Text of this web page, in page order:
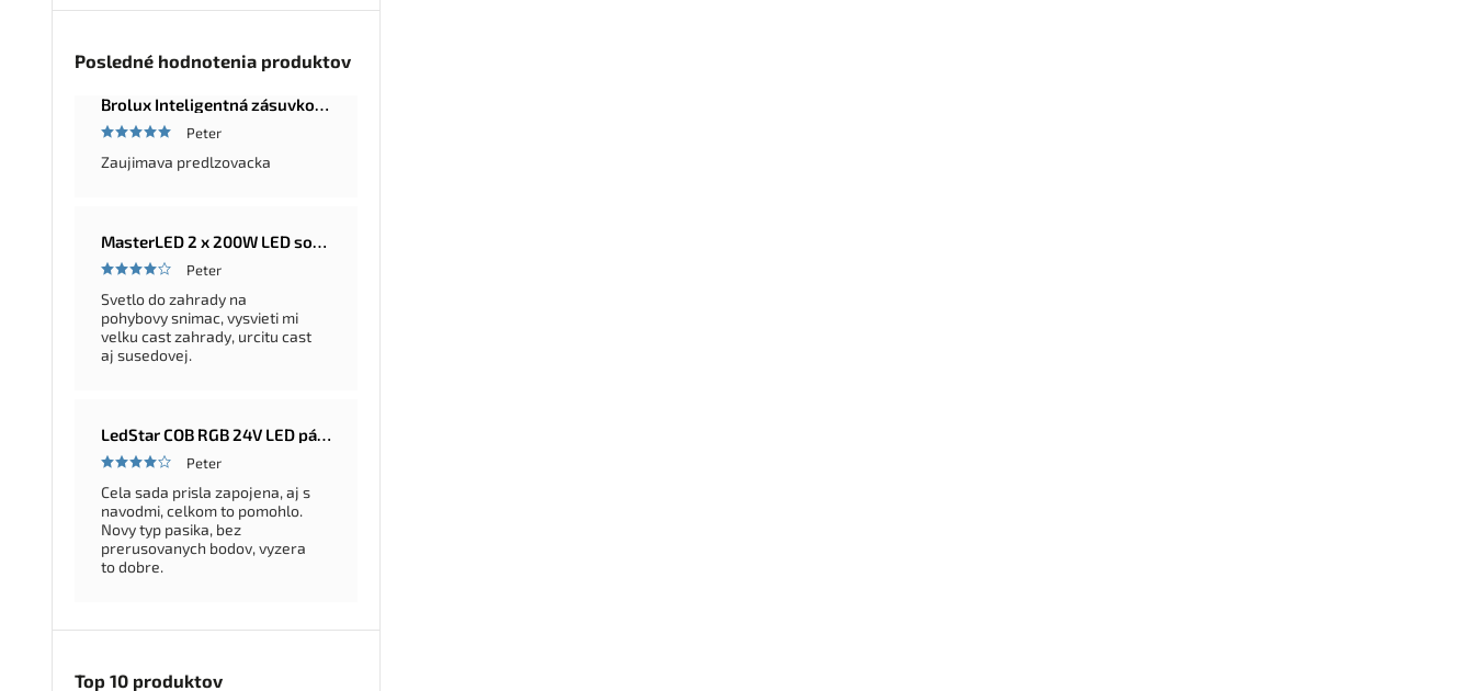
Posledné hodnotenia produktov
Brolux Inteligentná zásuvková lišta Master-Slave, 5 zásuviek, 2m
Peter
Zaujimava predlzovacka
MasterLED 2 x 200W LED solárna okrúhla pouličná a záhradná lampa Ufo, diaľkové ovládanie, 6000K, IP65
Peter
Svetlo do zahrady na
pohybovy snimac, vysvieti mi
velku cast zahrady, urcitu cast
aj susedovej.
LedStar COB RGB 24V LED pásik 5–20 m – farebná LED sada so zdrojom a ovládačom na výber, konfigurátor
Peter
Cela sada prisla zapojena, aj s
navodmi, celkom to pomohlo.
Novy typ pasika, bez
prerusovanych bodov, vyzera
to dobre.
Top 10 produktov